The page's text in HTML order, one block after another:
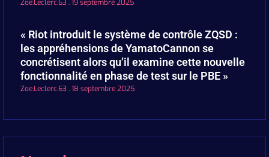
Zoe.Leclerc.63 19 septembre 2025
« Riot introduit le système de contrôle ZQSD :
les appréhensions de YamatoCannon se
concrétisent alors qu’il examine cette nouvelle
fonctionnalité en phase de test sur le PBE »
Zoe.Leclerc.63 18 septembre 2025